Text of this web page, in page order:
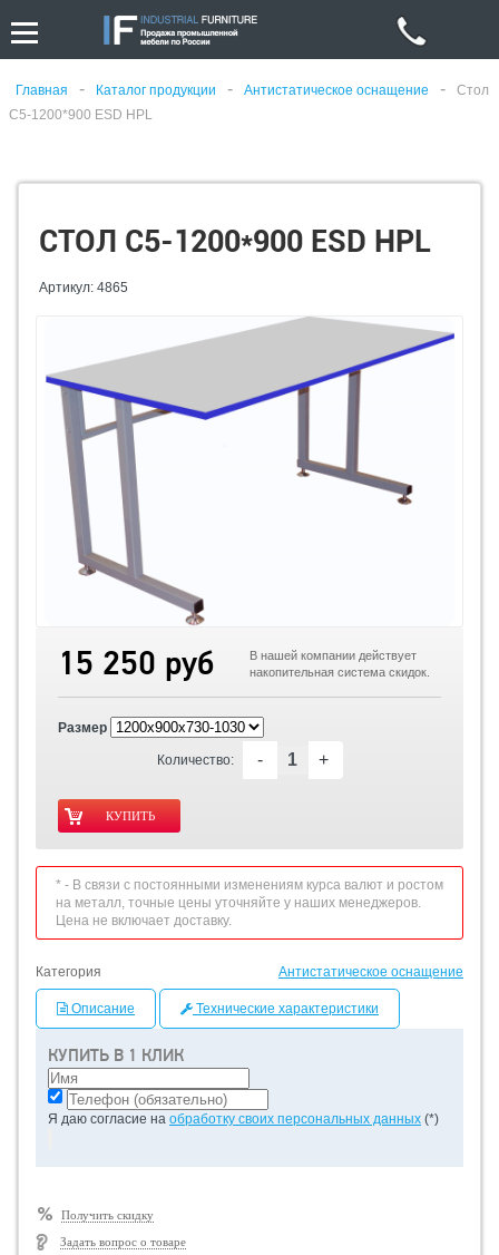
Главная - Каталог продукции - Антистатическое оснащение -
Стол
С5-1200*900 ESD HPL
СТОЛ С5-1200*900 ESD HPL
Артикул: 4865
КУПИТЬ В 1 КЛИК
Я даю согласие на обработку своих персональных данных (*)
Получить скидку
Задать вопрос о товаре
15 250 руб
В нашей компании действует
накопительная система скидок.
Размер
Количество: - +
* - В связи с постоянными изменениям курса валют и ростом
на металл, точные цены уточняйте у наших менеджеров.
Цена не включает доставку.
Категория Антистатическое оснащение
Описание Технические характеристики